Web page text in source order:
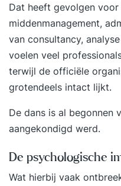
Dat heeft gevolgen
middenmanagement,
van consultancy,
voelen veel
terwijl de officiële
grotendeels intact lijkt.
De dans is al begonnen
aangekondigd werd.
De psychologische
Wat hierbij vaak